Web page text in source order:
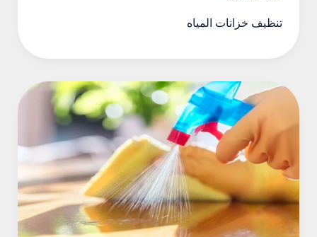
رؤية
المستقبل
تنظيف خزانات المياه